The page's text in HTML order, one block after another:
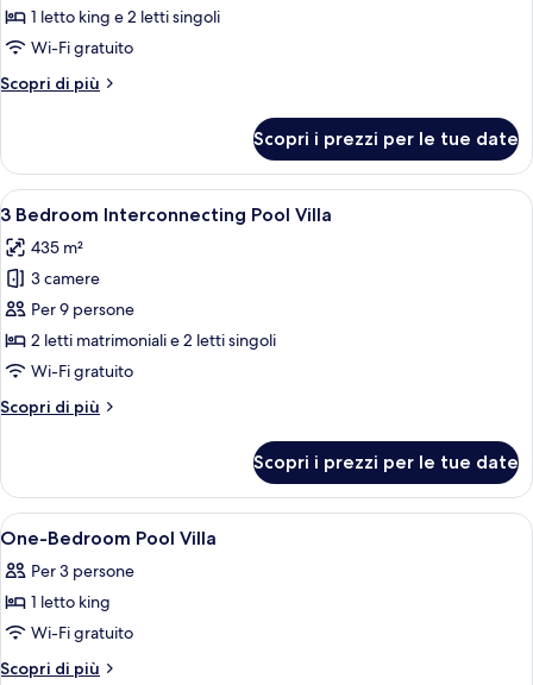
2
Bedroom
Suite
1 letto king e 2 letti singoli
Wi-Fi gratuito
Scopri di più
Altri
Bedroom
Pool
Suite
Scopri i prezzi per le tue date
Apri
tutte
le
foto
per
3
Bedroom
Pool
Una casa moderna con piscina,
9
3 Bedroom Interconnecting Pool Villa
435 m²
3 camere
Per 9 persone
2 letti matrimoniali e 2 letti singoli
Wi-Fi gratuito
Scopri di più
Altri
Bedroom
Interconnecting
Pool
Scopri i prezzi per le tue date
Apri
tutte
le
foto
per
One-
Una cassaforte in camera, una
4
One-Bedroom Pool Villa
Per 3 persone
1 letto king
Wi-Fi gratuito
Scopri di più
Altri